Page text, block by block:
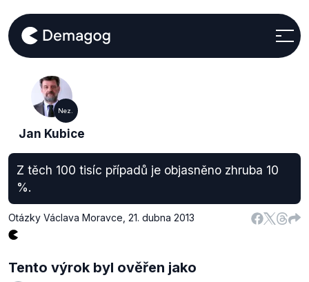
Nez.
Jan Kubice
Z těch 100 tisíc případů je objasněno zhruba 10
%.
Otázky Václava Moravce 21. dubna 2013
Tento výrok byl ověřen jako